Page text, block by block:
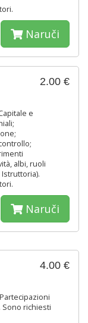
Naruči
2.00 €
e
albi, ruoli
Naruči
4.00 €
Sono richiesti